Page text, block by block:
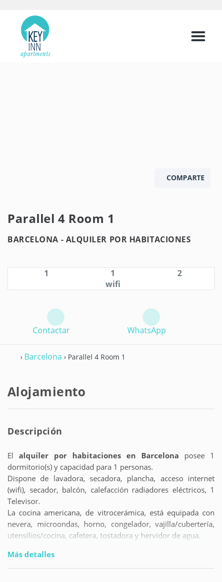
Menu
COMPARTE
Parallel 4 Room 1
BARCELONA - ALQUILER POR HABITACIONES
1 1
2
wifi
Contactar WhatsApp
› Barcelona › Parallel 4 Room 1
Alojamiento
Descripción
El alquiler por habitaciones en Barcelona posee 1
dormitorio(s) y capacidad para 1 personas.
Dispone de lavadora, secadora, plancha, acceso internet
(wifi), secador, balcón, calefacción radiadores eléctricos, 1
Televisor.
La cocina americana, de vitrocerámica, está equipada con
nevera, microondas, horno, congelador, vajilla/cubertería,
utensilios/cocina, cafetera, tostadora y hervidor de agua.
Más detalles